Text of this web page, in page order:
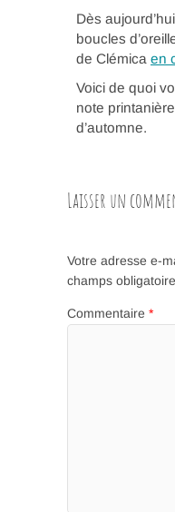
Dès
boucles
de Clémica en
Voici de quoi
note
d’automne.
Laisser un
Votre adresse e-
champs
Commentaire *